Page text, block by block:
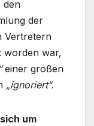
den
der
Vertretern
worden war,
einer großen
„ignoriert“.
um